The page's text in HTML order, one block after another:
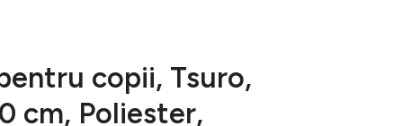
copii, Tsuro,
cm, Poliester,